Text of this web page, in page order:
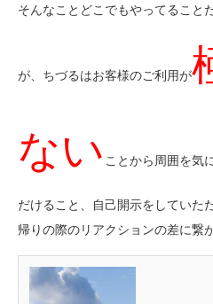
そんなことどこでもやってること
が、ちづるはお客様のご利用が
ない ことから周囲を気
だけること、自己開示をしていた
帰りの際のリアクションの差に繋